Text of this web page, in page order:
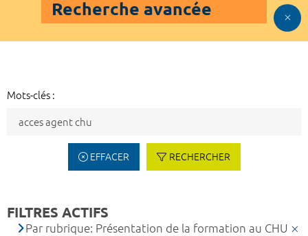
Recherche avancée
Mots-clés :
EFFACER RECHERCHER
FILTRES ACTIFS
Par rubrique: Présentation de la formation au CHU